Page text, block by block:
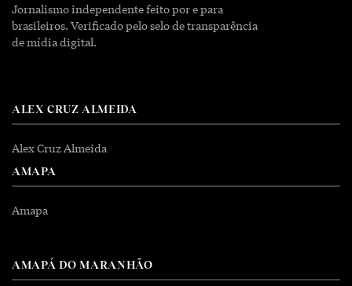
Jornalismo independente feito por e para
brasileiros. Verificado pelo selo de transparência
de mídia digital.
ALEX CRUZ ALMEIDA
Alex Cruz Almeida
AMAPA
Amapa
AMAPÁ DO MARANHÃO